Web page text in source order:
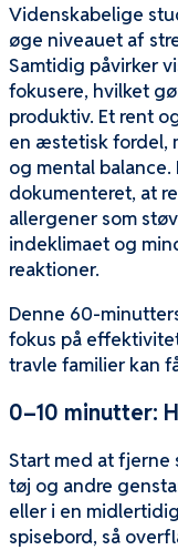
Videnskabelige
øge niveauet af
Samtidig påvirker
fokusere, hvilket
produktiv. Et rent
en æstetisk fordel,
og mental
dokumenteret, at
allergener som
indeklimaet og
reaktioner.
Denne 60-
fokus på
travle familier kan
0–10 minutter:
Start med at fjerne
tøj og andre
eller i en
spisebord, så